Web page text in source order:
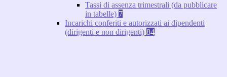
Tassi di assenza trimestrali (da pubblicare
in tabelle) 7
Incarichi conferiti e autorizzati ai dipendenti
(dirigenti e non dirigenti) 84